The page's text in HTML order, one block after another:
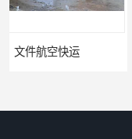
专业空运公司